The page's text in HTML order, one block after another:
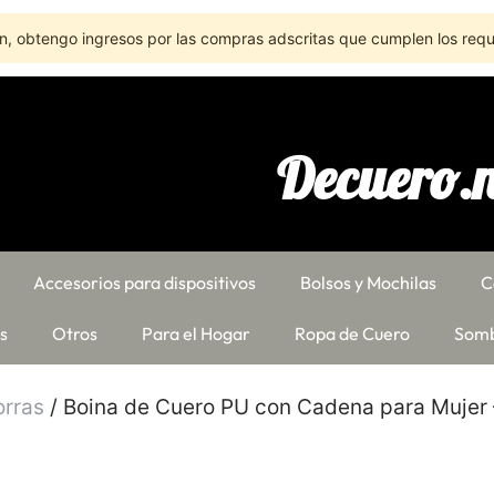
obtengo ingresos por las compras adscritas que cumplen los
Accesorios para dispositivos Bolsos y Mochilas
Otros Para el Hogar Ropa de Cuero
/ Boina de Cuero PU con Cadena para